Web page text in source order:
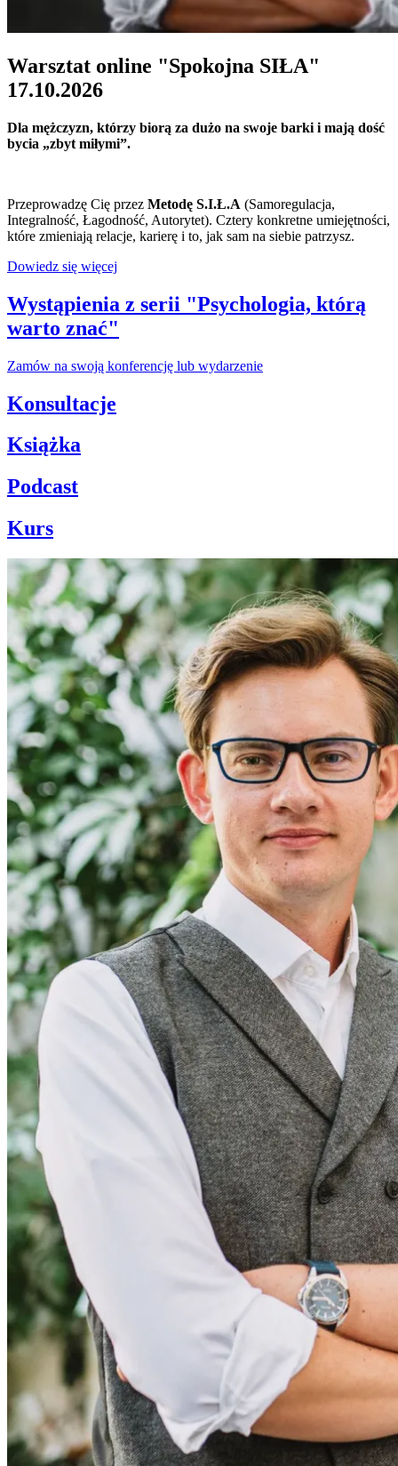
Warsztat online "Spokojna SIŁA"
17.10.2026
Dla mężczyzn, którzy biorą za dużo na swoje barki i mają dość
bycia „zbyt miłymi”.
Przeprowadzę Cię przez Metodę S.I.Ł.A (Samoregulacja,
Integralność, Łagodność, Autorytet). Cztery konkretne umiejętności,
które zmieniają relacje, karierę i to, jak sam na siebie patrzysz.
Dowiedz się więcej
Wystąpienia z serii "Psychologia, którą
warto znać"
Zamów na swoją konferencję lub wydarzenie
Konsultacje
Książka
Podcast
Kurs